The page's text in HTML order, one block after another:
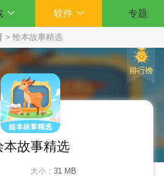
软件 专题
> 绘本故事精选
本故事精选
大小： 31 MB